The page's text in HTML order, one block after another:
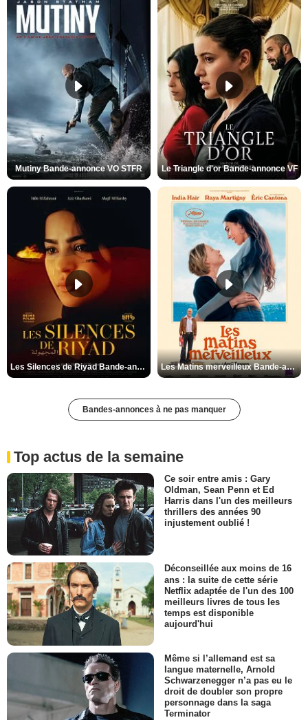
Mutiny Bande-annonce VO STFR Le Triangle d'or Bande-annonce VF
Les Silences de Riyad Bande-annonce VO STFR Les Matins merveilleux Bande-annonce VF
Bandes-annonces à ne pas manquer
Top actus de la semaine
Ce soir entre amis : Gary
Oldman, Sean Penn et Ed
Harris dans l'un des meilleurs
thrillers des années 90
injustement oublié !
Déconseillée aux moins de 16
ans : la suite de cette série
Netflix adaptée de l'un des 100
meilleurs livres de tous les
temps est disponible
aujourd'hui
Même si l’allemand est sa
langue maternelle, Arnold
Schwarzenegger n’a pas eu le
droit de doubler son propre
personnage dans la saga
Terminator